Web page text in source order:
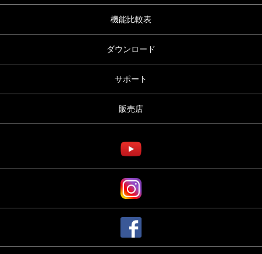
機能比較表
ダウンロード
サポート
販売店